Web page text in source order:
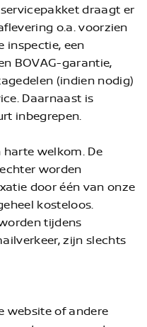
draagt er
o.a. voorzien
inspectie, een
BOVAG-garantie,
(indien nodig)
Daarnaast is
inbegrepen.
welkom. De
worden
door één van onze
kosteloos.
tijdens
zijn slechts
website of andere